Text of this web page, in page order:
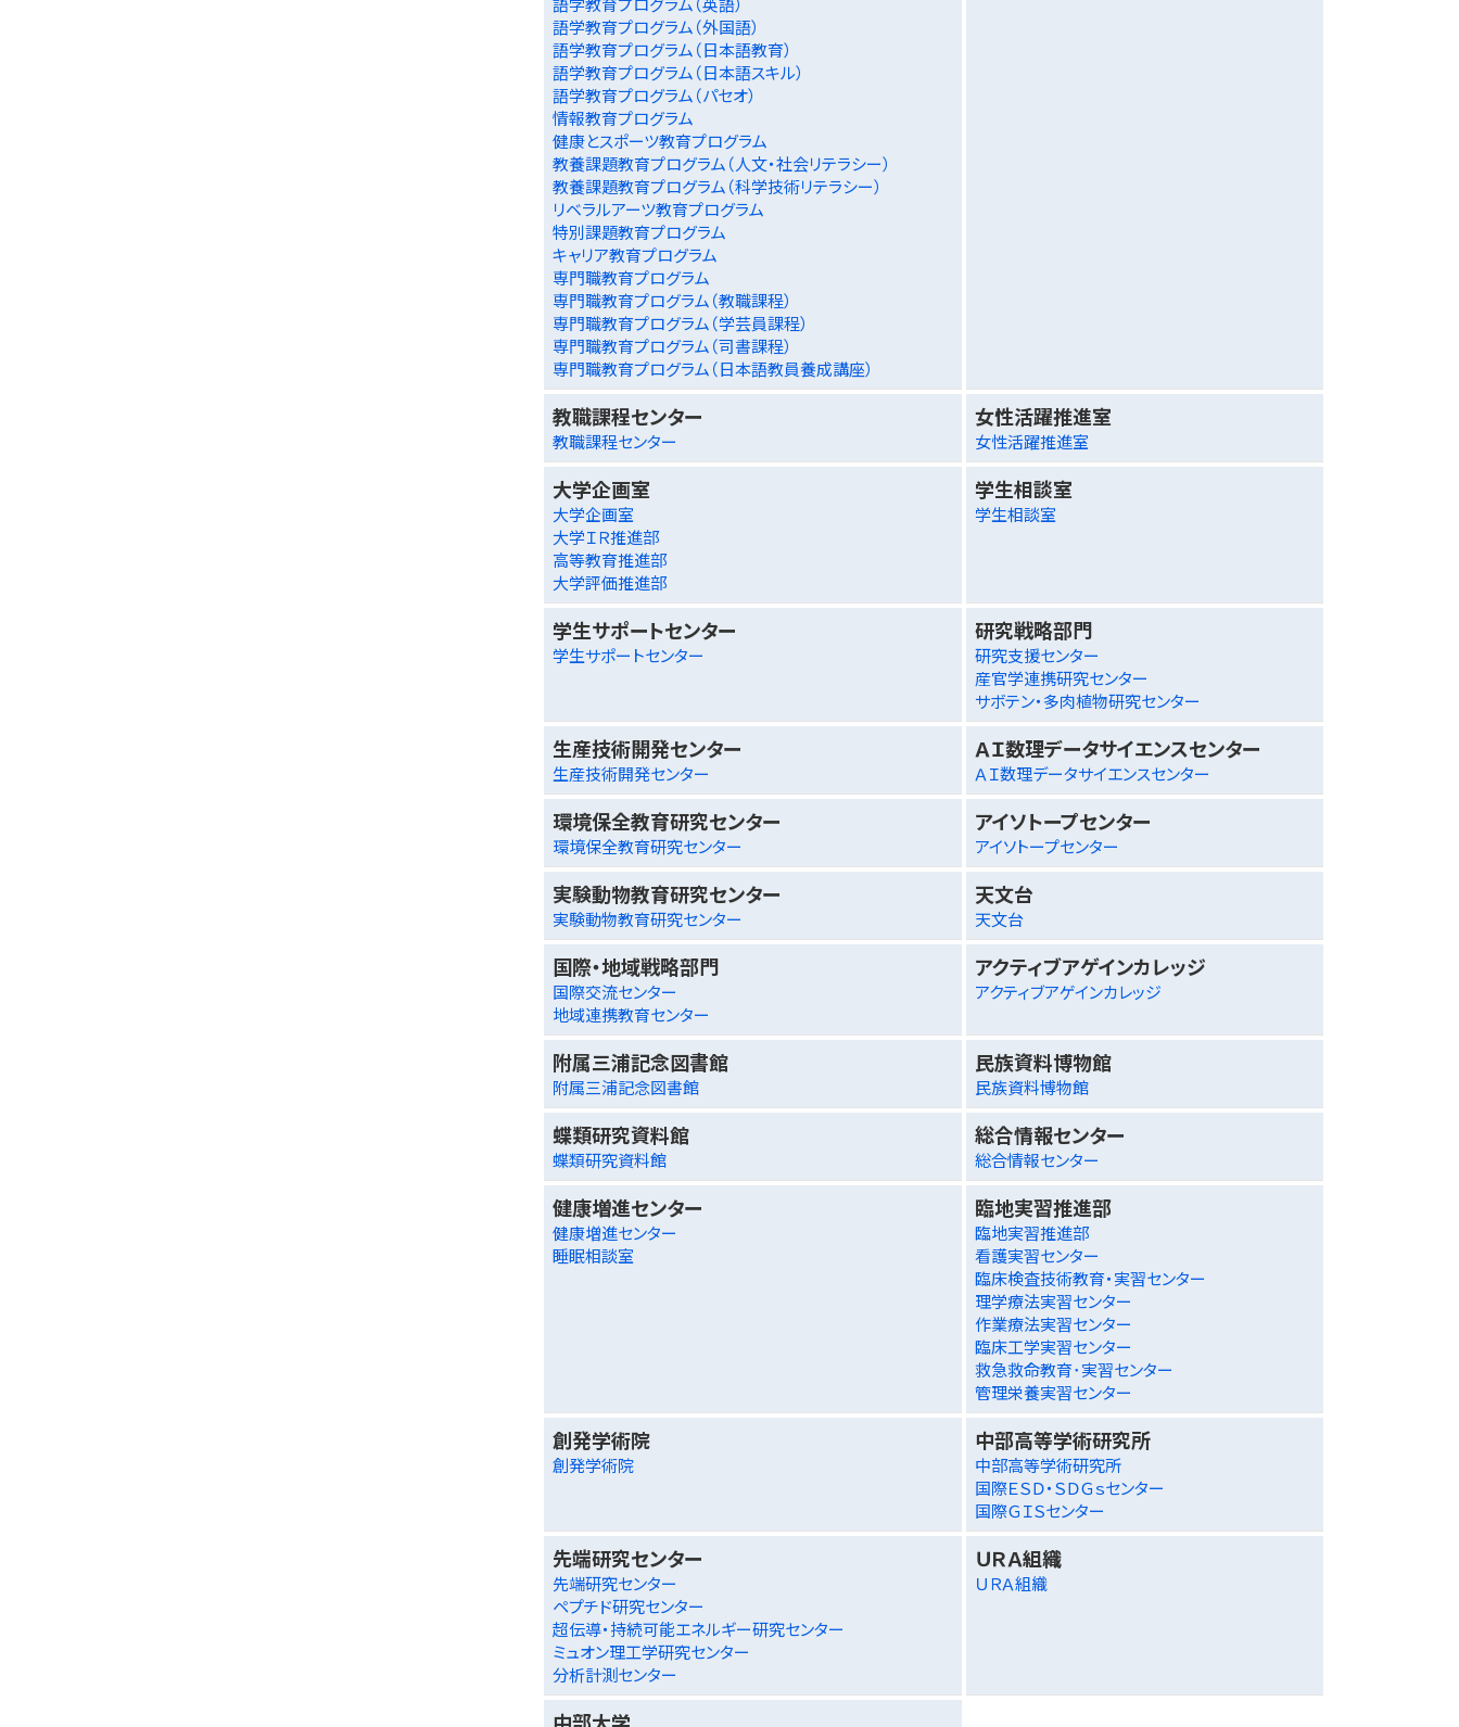
語学教育プログラム（外国語）
語学教育プログラム（日本語教育）
語学教育プログラム（日本語スキル）
語学教育プログラム（パセオ）
情報教育プログラム
健康とスポーツ教育プログラム
教養課題教育プログラム（人文・社会リテラシー）
教養課題教育プログラム（科学技術リテラシー）
リベラルアーツ教育プログラム
特別課題教育プログラム
キャリア教育プログラム
専門職教育プログラム
専門職教育プログラム（教職課程）
専門職教育プログラム（学芸員課程）
専門職教育プログラム（司書課程）
専門職教育プログラム（日本語教員養成講座）
教職課程センター
教職課程センター
女性活躍推進室
女性活躍推進室
大学企画室
大学企画室
大学ＩＲ推進部
高等教育推進部
大学評価推進部
学生相談室
学生相談室
学生サポートセンター
学生サポートセンター
研究戦略部門
研究支援センター
産官学連携研究センター
サボテン・多肉植物研究センター
生産技術開発センター
生産技術開発センター
ＡＩ数理データサイエンスセンター
ＡＩ数理データサイエンスセンター
環境保全教育研究センター
環境保全教育研究センター
アイソトープセンター
アイソトープセンター
実験動物教育研究センター
実験動物教育研究センター
天文台
天文台
国際・地域戦略部門
国際交流センター
地域連携教育センター
アクティブアゲインカレッジ
アクティブアゲインカレッジ
附属三浦記念図書館
附属三浦記念図書館
民族資料博物館
民族資料博物館
蝶類研究資料館
蝶類研究資料館
総合情報センター
総合情報センター
健康増進センター
健康増進センター
睡眠相談室
臨地実習推進部
臨地実習推進部
看護実習センター
臨床検査技術教育・実習センター
理学療法実習センター
作業療法実習センター
臨床工学実習センター
救急救命教育･実習センター
管理栄養実習センター
創発学術院
創発学術院
中部高等学術研究所
中部高等学術研究所
国際ＥＳＤ・ＳＤＧｓセンター
国際ＧＩＳセンター
先端研究センター
先端研究センター
ペプチド研究センター
超伝導・持続可能エネルギー研究センター
ミュオン理工学研究センター
分析計測センター
ＵＲＡ組織
ＵＲＡ組織